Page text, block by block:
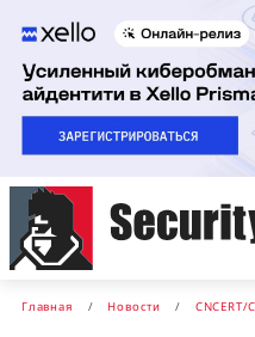
Главная Новости CNCERT/